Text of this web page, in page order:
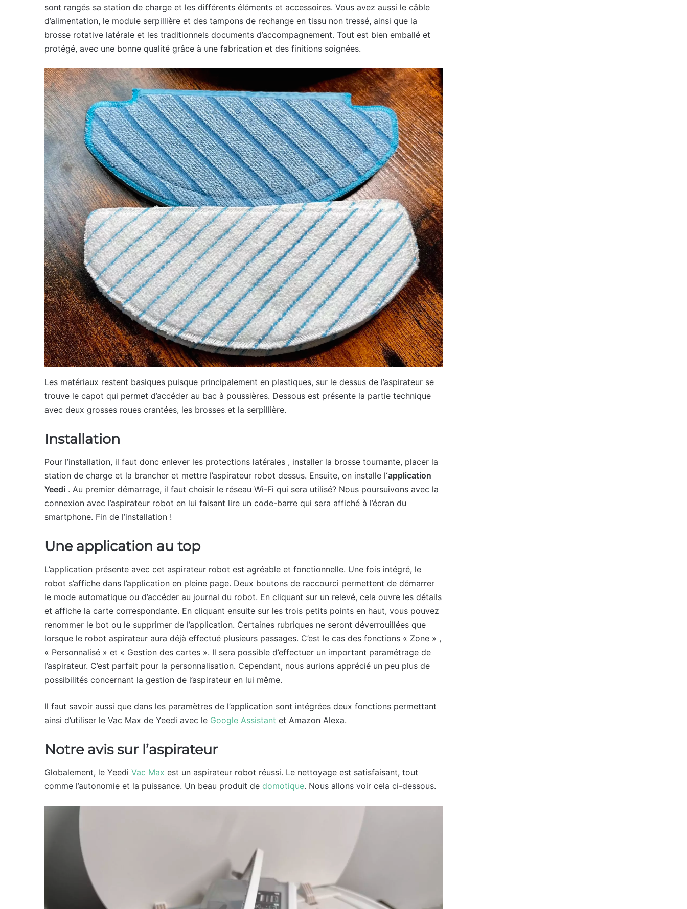
sont rangés sa station de charge et les différents éléments et accessoires. Vous avez aussi le câble
d’alimentation, le module serpillière et des tampons de rechange en tissu non tressé, ainsi que la
brosse rotative latérale et les traditionnels documents d’accompagnement. Tout est bien emballé et
protégé, avec une bonne qualité grâce à une fabrication et des finitions soignées.
Les matériaux restent basiques puisque principalement en plastiques, sur le dessus de l’aspirateur se
trouve le capot qui permet d’accéder au bac à poussières. Dessous est présente la partie technique
avec deux grosses roues crantées, les brosses et la serpillière.
Installation
Pour l’installation, il faut donc enlever les protections latérales , installer la brosse tournante, placer la
station de charge et la brancher et mettre l’aspirateur robot dessus. Ensuite, on installe l‘application
Yeedi . Au premier démarrage, il faut choisir le réseau Wi-Fi qui sera utilisé? Nous poursuivons avec la
connexion avec l’aspirateur robot en lui faisant lire un code-barre qui sera affiché à l’écran du
smartphone. Fin de l’installation !
Une application au top
L’application présente avec cet aspirateur robot est agréable et fonctionnelle. Une fois intégré, le
robot s’affiche dans l’application en pleine page. Deux boutons de raccourci permettent de démarrer
le mode automatique ou d’accéder au journal du robot. En cliquant sur un relevé, cela ouvre les détails
et affiche la carte correspondante. En cliquant ensuite sur les trois petits points en haut, vous pouvez
renommer le bot ou le supprimer de l’application. Certaines rubriques ne seront déverrouillées que
lorsque le robot aspirateur aura déjà effectué plusieurs passages. C’est le cas des fonctions « Zone » ,
« Personnalisé » et « Gestion des cartes ». Il sera possible d’effectuer un important paramétrage de
l’aspirateur. C’est parfait pour la personnalisation. Cependant, nous aurions apprécié un peu plus de
possibilités concernant la gestion de l’aspirateur en lui même.
Il faut savoir aussi que dans les paramètres de l’application sont intégrées deux fonctions permettant
ainsi d’utiliser le Vac Max de Yeedi avec le Google Assistant et Amazon Alexa.
Notre avis sur l’aspirateur
Globalement, le Yeedi Vac Max est un aspirateur robot réussi. Le nettoyage est satisfaisant, tout
comme l’autonomie et la puissance. Un beau produit de domotique. Nous allons voir cela ci-dessous.